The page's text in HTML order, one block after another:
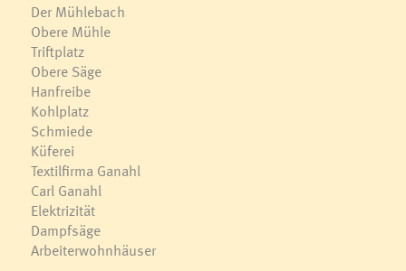
Der Mühlebach
Obere Mühle
Triftplatz
Obere Säge
Hanfreibe
Kohlplatz
Schmiede
Küferei
Textilfirma Ganahl
Carl Ganahl
Elektrizität
Dampfsäge
Arbeiterwohnhäuser